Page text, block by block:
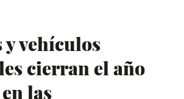
vehículos
cierran el año
las